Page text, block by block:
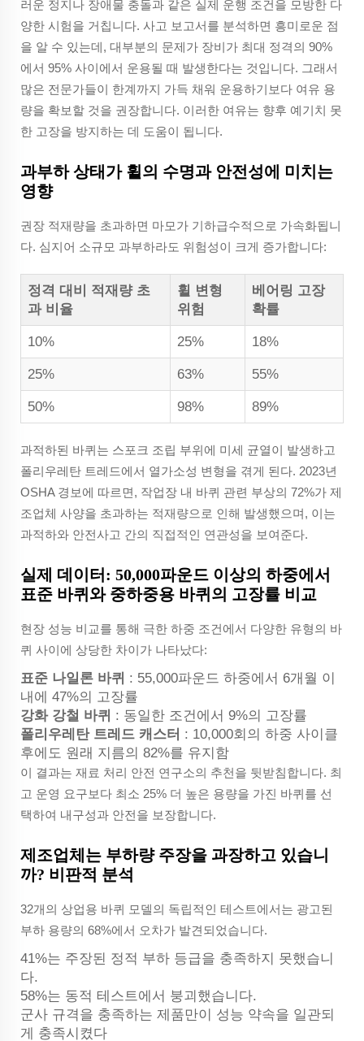
러운 정지나 장애물 충돌과 같은 실제 운행 조건을 모방한 다
양한 시험을 거칩니다. 사고 보고서를 분석하면 흥미로운 점
을 알 수 있는데, 대부분의 문제가 장비가 최대 정격의 90%
에서 95% 사이에서 운용될 때 발생한다는 것입니다. 그래서
많은 전문가들이 한계까지 가득 채워 운용하기보다 여유 용
량을 확보할 것을 권장합니다. 이러한 여유는 향후 예기치 못
한 고장을 방지하는 데 도움이 됩니다.
과부하 상태가 휠의 수명과 안전성에 미치는
영향
권장 적재량을 초과하면 마모가 기하급수적으로 가속화됩니
다. 심지어 소규모 과부하라도 위험성이 크게 증가합니다:
정격 대비 적재량 초
과 비율
휠 변형
위험
베어링 고장
확률
10% 25% 18%
25% 63% 55%
50% 98% 89%
과적하된 바퀴는 스포크 조립 부위에 미세 균열이 발생하고
폴리우레탄 트레드에서 열가소성 변형을 겪게 된다. 2023년
OSHA 경보에 따르면, 작업장 내 바퀴 관련 부상의 72%가 제
조업체 사양을 초과하는 적재량으로 인해 발생했으며, 이는
과적하와 안전사고 간의 직접적인 연관성을 보여준다.
실제 데이터: 50,000파운드 이상의 하중에서
표준 바퀴와 중하중용 바퀴의 고장률 비교
현장 성능 비교를 통해 극한 하중 조건에서 다양한 유형의 바
퀴 사이에 상당한 차이가 나타났다:
표준 나일론 바퀴 : 55,000파운드 하중에서 6개월 이
내에 47%의 고장률
강화 강철 바퀴 : 동일한 조건에서 9%의 고장률
폴리우레탄 트레드 캐스터 : 10,000회의 하중 사이클
후에도 원래 지름의 82%를 유지함
이 결과는 재료 처리 안전 연구소의 추천을 뒷받침합니다. 최
고 운영 요구보다 최소 25% 더 높은 용량을 가진 바퀴를 선
택하여 내구성과 안전을 보장합니다.
제조업체는 부하량 주장을 과장하고 있습니
까? 비판적 분석
32개의 상업용 바퀴 모델의 독립적인 테스트에서는 광고된
부하 용량의 68%에서 오차가 발견되었습니다.
41%는 주장된 정적 부하 등급을 충족하지 못했습니
다.
58%는 동적 테스트에서 붕괴했습니다.
군사 규격을 충족하는 제품만이 성능 약속을 일관되
게 충족시켰다